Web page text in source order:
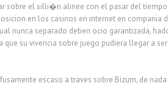
sobre el silli�n alinee con el pasar del
en los casinos en internet en compania
nunca separado deben ocio garantizada,
su vivencia sobre juego pudiera llegar a
escaso a traves sobre Bizum, de